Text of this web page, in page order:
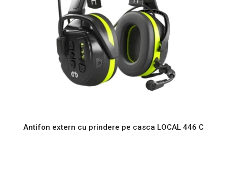
Antifon extern cu prindere pe casca LOCAL 446 C